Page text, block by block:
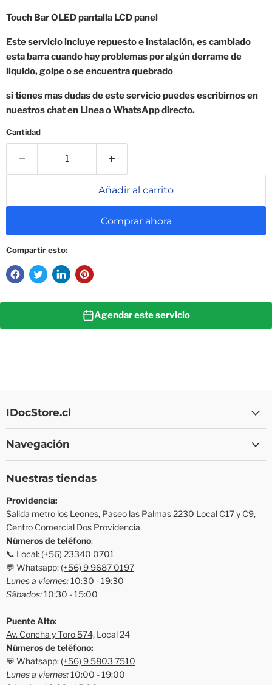
Touch Bar OLED pantalla LCD panel
Este servicio incluye repuesto e instalación, es cambiado
esta barra cuando hay problemas por algún derrame de
liquido, golpe o se encuentra quebrado
si tienes mas dudas de este servicio puedes escribirnos en
nuestros chat en Linea o WhatsApp directo.
Cantidad
Añadir al carrito
Comprar ahora
Compartir esto:
Agendar este servicio
IDocStore.cl
Navegación
Nuestras tiendas
Providencia:
Salida metro los Leones, Paseo las Palmas 2230 Local C17 y C9,
Centro Comercial Dos Providencia
Números de teléfono:
📞 Local: (+56) 23340 0701
💬 Whatsapp: (+56) 9 9687 0197
Lunes a viernes:10:30 - 19:30
Sábados:10:30 - 15:00
Puente Alto:
Av. Concha y Toro 574, Local 24
Números de teléfono:
💬 Whatsapp: (+56) 9 5803 7510
Lunes a viernes:10:00 - 19:00